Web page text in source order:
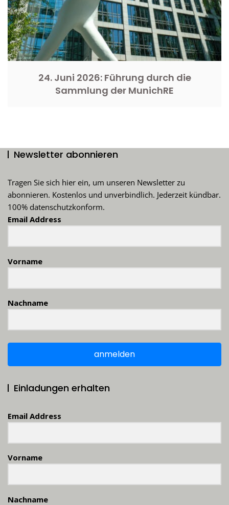
24. Juni 2026: Führung durch die
Sammlung der MunichRE
Newsletter abonnieren
Tragen Sie sich hier ein, um unseren Newsletter zu
abonnieren. Kostenlos und unverbindlich. Jederzeit kündbar.
100% datenschutzkonform.
Email Address
Vorname
Nachname
anmelden
Einladungen erhalten
Email Address
Vorname
Nachname